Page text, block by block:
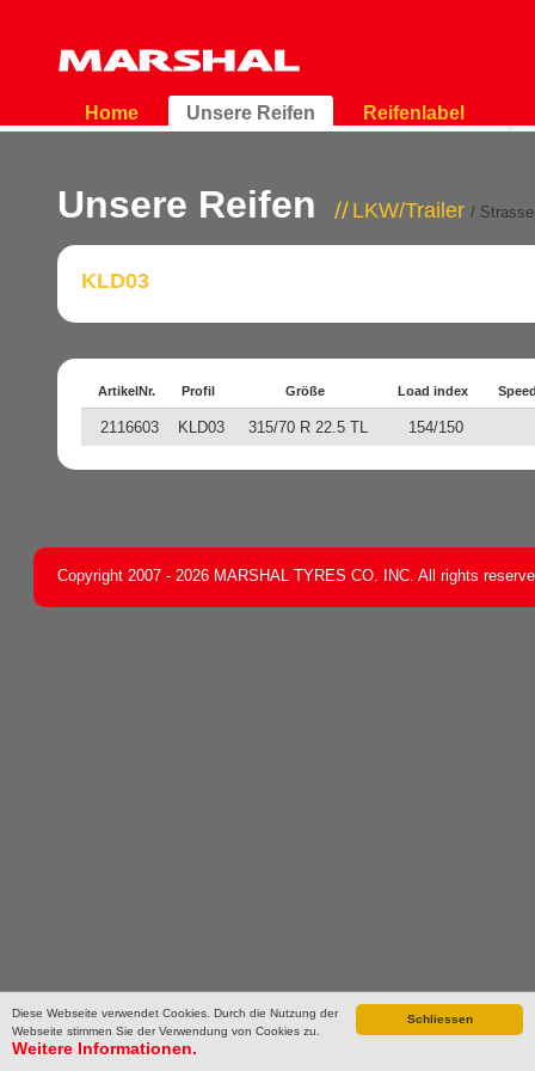
Schliessen
Diese Webseite verwendet Cookies. Durch die Nutzung der
Webseite stimmen Sie der Verwendung von Cookies zu.
Weitere Informationen.
Home Unsere Reifen Reifenlabel
Unsere Reifen LKW/Trailer /
KLD03
ArtikelNr. Profil Größe Load index
2116603 KLD03 315/70 R 22.5 TL 154/150
Copyright 2007 - 2026 MARSHAL TYRES CO. INC. All rights